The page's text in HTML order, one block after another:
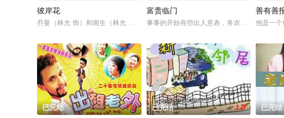
彼岸花
乔曼（林允 饰）和南生（林允 饰）是自幼被迫分离的孪生姐妹，一晃眼多年过去
富贵临门
事事的开始有些出人意表，务农为生的丁大福
善有善
他是一个
已完结 7.0 已完结 1.0 已完结